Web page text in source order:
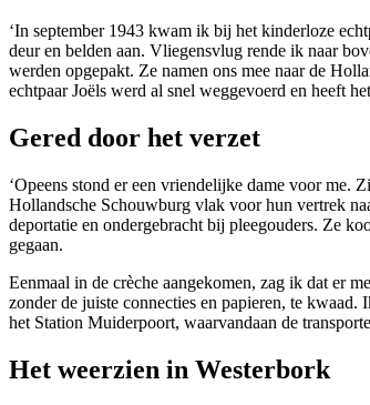
‘In september 1943 kwam ik bij het kinderloze
deur en belden aan. Vliegensvlug rende ik naar
werden opgepakt. Ze namen ons mee naar de
echtpaar Joëls werd al snel weggevoerd en heeft
Gered door het verzet
‘Opeens stond er een vriendelijke dame voor me.
Hollandsche Schouwburg vlak voor hun vertrek
deportatie en ondergebracht bij pleegouders. Ze
gegaan.
Eenmaal in de crèche aangekomen, zag ik dat er
zonder de juiste connecties en papieren, te
het Station Muiderpoort, waarvandaan de
Het weerzien in Westerbork